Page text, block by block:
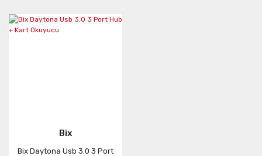
Bix
Bix Daytona Usb 3.0 3 Port